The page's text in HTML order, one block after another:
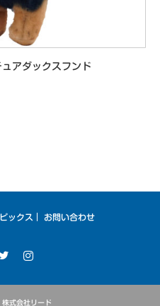
アダックスフンド
ックス お問い合わせ
株式会社リード